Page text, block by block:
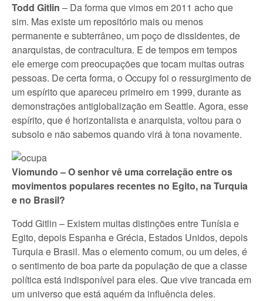
Todd Gitlin – Da forma que vimos em 2011 acho que
sim. Mas existe um repositório mais ou menos
permanente e subterrâneo, um poço de dissidentes, de
anarquistas, de contracultura. E de tempos em tempos
ele emerge com preocupações que tocam muitas outras
pessoas. De certa forma, o Occupy foi o ressurgimento de
um espírito que apareceu primeiro em 1999, durante as
demonstrações antiglobalização em Seattle. Agora, esse
espírito, que é horizontalista e anarquista, voltou para o
subsolo e não sabemos quando virá à tona novamente.
Viomundo – O senhor vê uma correlação entre os
movimentos populares recentes no Egito, na Turquia
e no Brasil?
Todd Gitlin – Existem muitas distinções entre Tunísia e
Egito, depois Espanha e Grécia, Estados Unidos, depois
Turquia e Brasil. Mas o elemento comum, ou um deles, é
o sentimento de boa parte da população de que a classe
política está indisponível para eles. Que vive trancada em
um universo que está aquém da influência deles.